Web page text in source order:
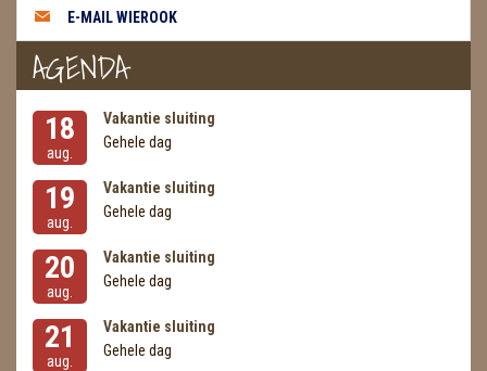
E-MAIL WIEROOK
AGENDA
18
aug.
Vakantie sluiting
Gehele dag
19
aug.
Vakantie sluiting
Gehele dag
20
aug.
Vakantie sluiting
Gehele dag
21
aug.
Vakantie sluiting
Gehele dag